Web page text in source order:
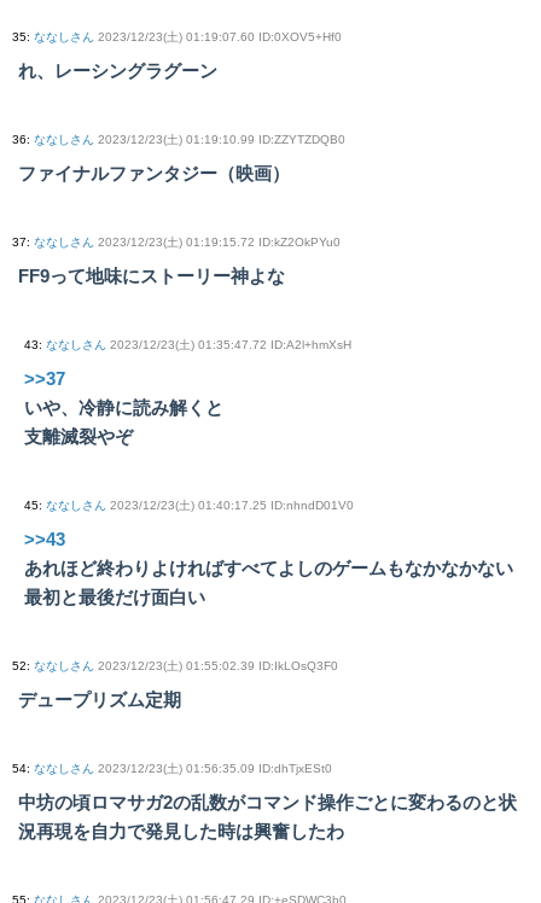
35: ななしさん 2023/12/23(土) 01:19:07.60 ID:0XOV5+Hf0
れ、レーシングラグーン
36: ななしさん 2023/12/23(土) 01:19:10.99 ID:ZZYTZDQB0
ファイナルファンタジー（映画）
37: ななしさん 2023/12/23(土) 01:19:15.72 ID:kZ2OkPYu0
FF9って地味にストーリー神よな
43: ななしさん 2023/12/23(土) 01:35:47.72 ID:A2l+hmXsH
>>37
いや、冷静に読み解くと
支離滅裂やぞ
45: ななしさん 2023/12/23(土) 01:40:17.25 ID:nhndD01V0
>>43
あれほど終わりよければすべてよしのゲームもなかなかない
最初と最後だけ面白い
52: ななしさん 2023/12/23(土) 01:55:02.39 ID:IkLOsQ3F0
デュープリズム定期
54: ななしさん 2023/12/23(土) 01:56:35.09 ID:dhTjxESt0
中坊の頃ロマサガ2の乱数がコマンド操作ごとに変わるのと状
況再現を自力で発見した時は興奮したわ
55: ななしさん 2023/12/23(土) 01:56:47.29 ID:+eSDWC3b0